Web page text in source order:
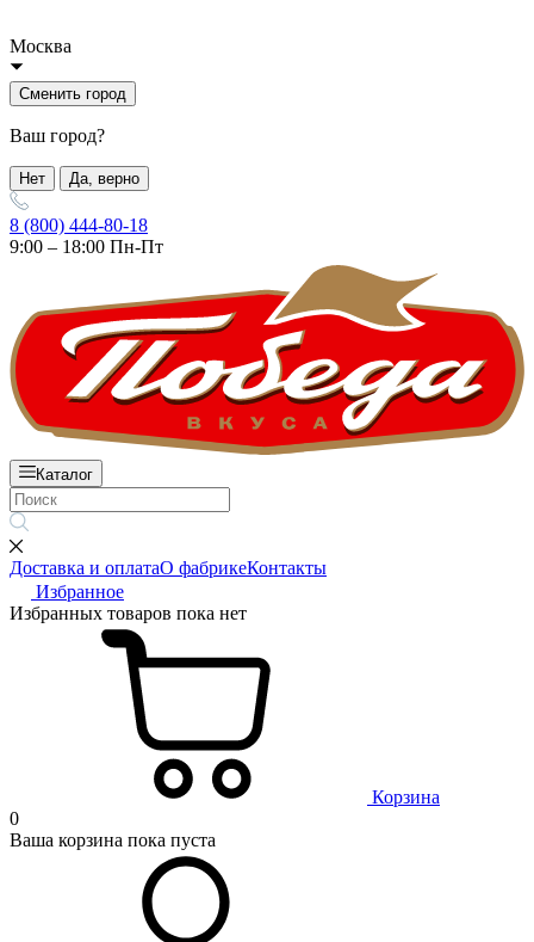
Москва
Сменить город
Ваш город?
Нет Да, верно
8 (800) 444-80-18
9:00 – 18:00 Пн-Пт
Каталог
Доставка и оплатаО фабрикеКонтакты
Избранное
Избранных товаров пока нет
Корзина
0
Ваша корзина пока пуста